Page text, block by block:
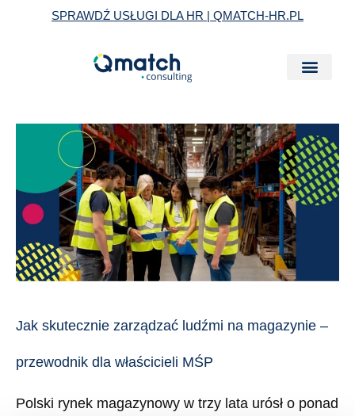
SPRAWDŹ USŁUGI DLA HR | QMATCH-HR.PL
Jak skutecznie zarządzać ludźmi na magazynie –
przewodnik dla właścicieli MŚP
Polski rynek magazynowy w trzy lata urósł o ponad
skutecznie
zarządzać
ludźmi
na
magazynie
–
dla
MŚP